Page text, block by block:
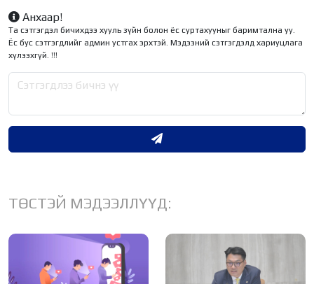
Анхаар!
Та сэтгэгдэл бичихдээ хууль зүйн болон ёс суртахууныг баримтална уу.
Ёс бус сэтгэгдлийг админ устгах эрхтэй. Мэдээний сэтгэгдэлд хариуцлага
хүлээхгүй. !!!
ТӨСТЭЙ МЭДЭЭЛЛҮҮД: